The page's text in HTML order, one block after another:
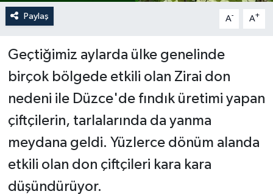
Paylaş A- A+
Geçtiğimiz aylarda ülke genelinde
birçok bölgede etkili olan Zirai don
nedeni ile Düzce'de fındık üretimi yapan
çiftçilerin, tarlalarında da yanma
meydana geldi. Yüzlerce dönüm alanda
etkili olan don çiftçileri kara kara
düşündürüyor.